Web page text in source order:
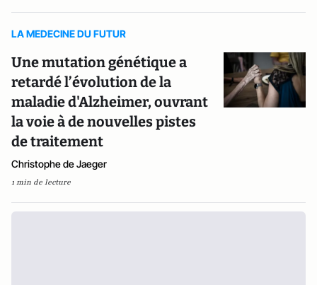
LA MEDECINE DU FUTUR
Une mutation génétique a
retardé l’évolution de la
maladie d'Alzheimer, ouvrant
la voie à de nouvelles pistes
de traitement
Christophe de Jaeger
1 min de lecture